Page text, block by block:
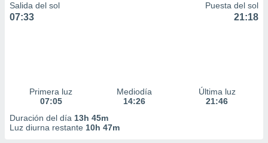
Salida del sol
07:33
Puesta del sol
21:18
Primera luz
07:05
Mediodía
14:26
Última luz
21:46
Duración del día 13h 45m
Luz diurna restante 10h 47m